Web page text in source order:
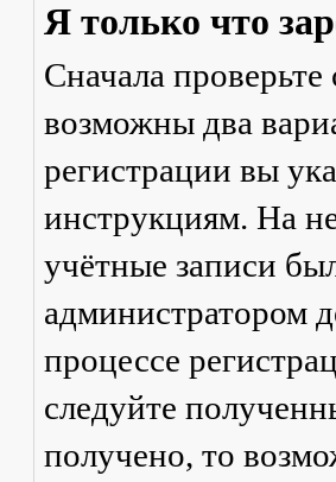
Я только что
Сначала
возможны два
регистрации вы
инструкциям. На
учётные записи
администратором
процессе
следуйте
получено, то